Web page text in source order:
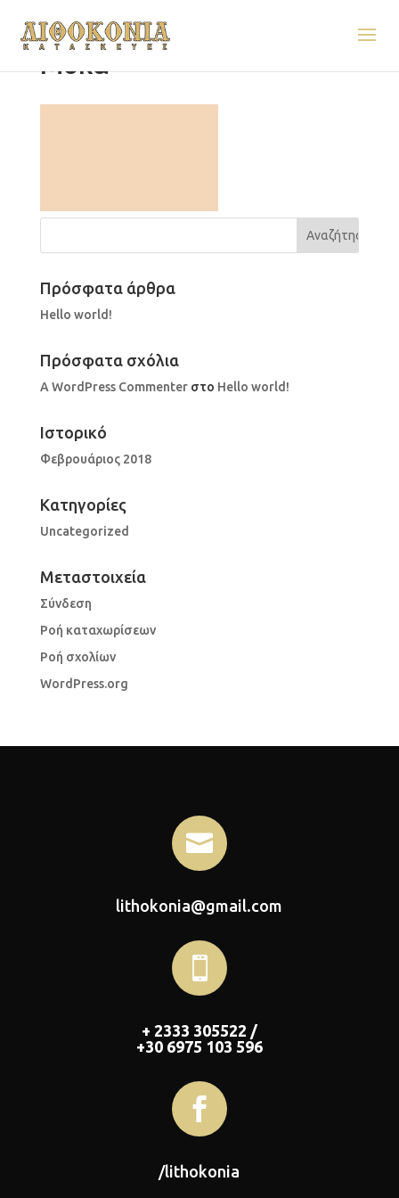
Μόκα
Πρόσφατα άρθρα
Hello world!
Πρόσφατα σχόλια
A WordPress Commenterστο Hello world!
Ιστορικό
Φεβρουάριος 2018
Kατηγορίες
Uncategorized
Μεταστοιχεία
Σύνδεση
Ροή καταχωρίσεων
Ροή σχολίων
WordPress.org

lithokonia@gmail.com

+ 2333 305522 /
+30 6975 103 596

/lithokonia